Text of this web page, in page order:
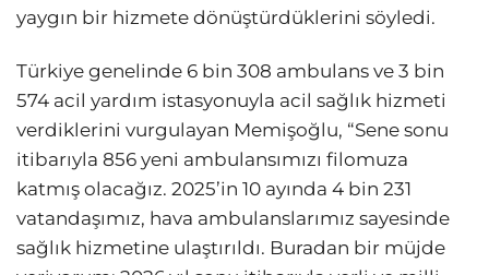
yaygın bir hizmete dönüştürdüklerini söyledi.
Türkiye genelinde 6 bin 308 ambulans ve 3 bin
574 acil yardım istasyonuyla acil sağlık hizmeti
verdiklerini vurgulayan Memişoğlu, “Sene sonu
itibarıyla 856 yeni ambulansımızı filomuza
katmış olacağız. 2025’in 10 ayında 4 bin 231
vatandaşımız, hava ambulanslarımız sayesinde
sağlık hizmetine ulaştırıldı. Buradan bir müjde